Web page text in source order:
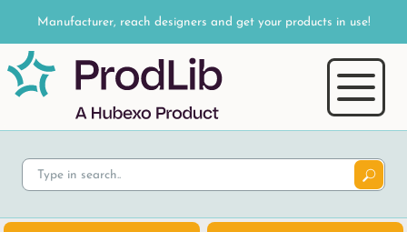
Manufacturer, reach designers and get your products in use!